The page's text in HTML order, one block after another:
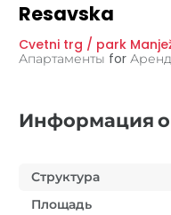
Resavska
Cvetni trg / park
Апартаменты for
Информация
Структура
Площадь